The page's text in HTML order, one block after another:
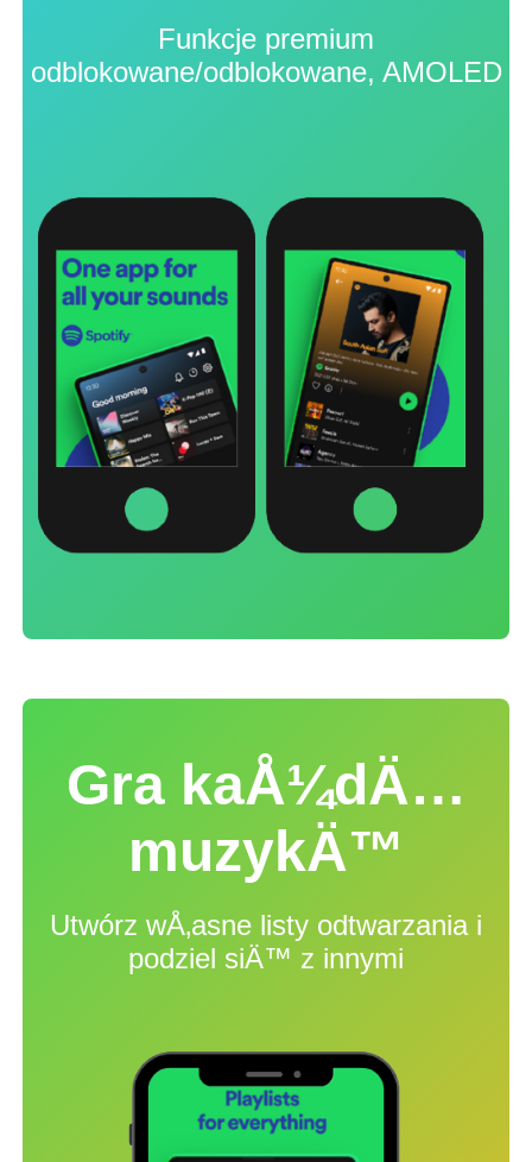
Funkcje premium
odblokowane/odblokowane, AMOLED
Gra kaÅ¼dÄ…
muzykÄ™
Utwórz wÅ‚asne listy odtwarzania i
podziel siÄ™ z innymi